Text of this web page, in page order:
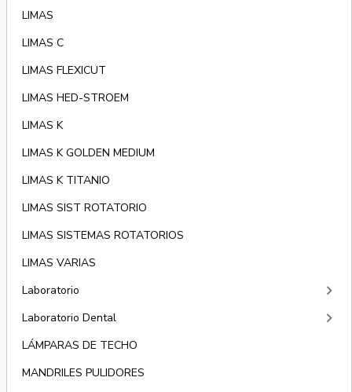
LIMAS
LIMAS C
LIMAS FLEXICUT
LIMAS HED-STROEM
LIMAS K
LIMAS K GOLDEN MEDIUM
LIMAS K TITANIO
LIMAS SIST ROTATORIO
LIMAS SISTEMAS ROTATORIOS
LIMAS VARIAS
Laboratorio
keyboard_arrow_right
Laboratorio Dental keyboard_arrow_right
LÁMPARAS DE TECHO
MANDRILES PULIDORES